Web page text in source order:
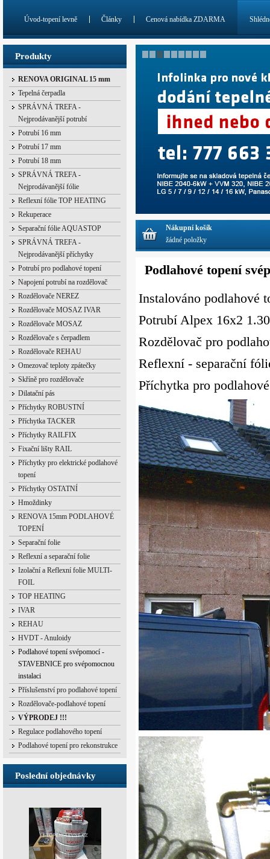
Produkty
RENOVA ORIGINAL 15 mm
Tepelná čerpadla
SPRÁVNÁ TREFA -
Nejprodávanější potrubí
Potrubí 16 mm
Potrubí 17 mm
Potrubí 18 mm
SPRÁVNÁ TREFA -
Nejprodávanější fólie
Reflexní fólie TOP HEATING
Rekuperace
Separační fólie AQUASTOP
SPRÁVNÁ TREFA -
Nejprodávanější příchytky
Potrubí pro podlahové topení
Napojení potrubí na rozdělovač
Rozdělovače NEREZ
Rozdělovače MOSAZ IVAR
Rozdělovače MOSAZ
Rozdělovače s čerpadlem
Rozdělovače REHAU
Omezovač teploty zpátečky
Skříně pro rozdělovače
Dilatační pás
Příchytky ROBUSTNÍ
Příchytka TACKER
Příchytky RAILFIX
Fixační lišty RAIL
Příchytky pro elektrické podlahové
topení
Příchytky OSTATNÍ
Hmoždinky
RENOVA 15mm PODLAHOVÉ
TOPENÍ
Separační folie
Reflexní a separační folie
Izolační a Reflexní folie MULTI-
FOIL
TOP HEATING
IVAR
REHAU
HVDT - Anuloidy
Podlahové topení svépomocí -
STAVEBNICE pro svépomocnou
instalaci
Příslušenství pro podlahové topení
Rozdělovače-podlahové topení
VÝPRODEJ !!!
Regulace podlahového topení
Podlahové topení pro rekonstrukce
Poslední objednávky
Podlahové topení
Instalováno podlahové
Potrubí Alpex 16x2
Rozdělovač pro
Reflexní - separační
Příchytka pro
Úvod-topení levně Články Cenová nabídka ZDARMA
Nákupní košík
žádné položky